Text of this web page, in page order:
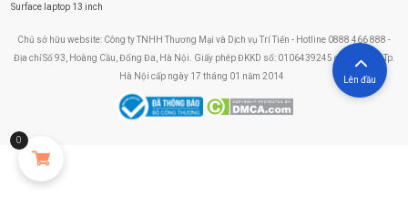
Surface laptop 13 inch
Chủ sở hữu website: Công ty TNHH Thương Mại và Dịch vụ Trí Tiến - Hotline 0888 466 888 -
Địa chỉ Số 93, Hoàng Cầu, Đống Đa, Hà Nội. Giấy phép ĐKKD số: 0106439245 do Sở KHĐT Tp.
Hà Nội cấp ngày 17 tháng 01 năm 2014
0
Lên đầu